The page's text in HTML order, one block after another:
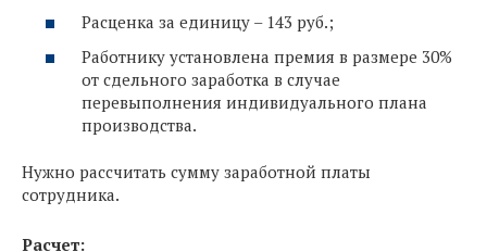
Расценка за единицу – 143 руб.;
Работнику установлена премия в размере 30%
от сдельного заработка в случае
перевыполнения индивидуального плана
производства.
Нужно рассчитать сумму заработной платы
сотрудника.
Расчет: